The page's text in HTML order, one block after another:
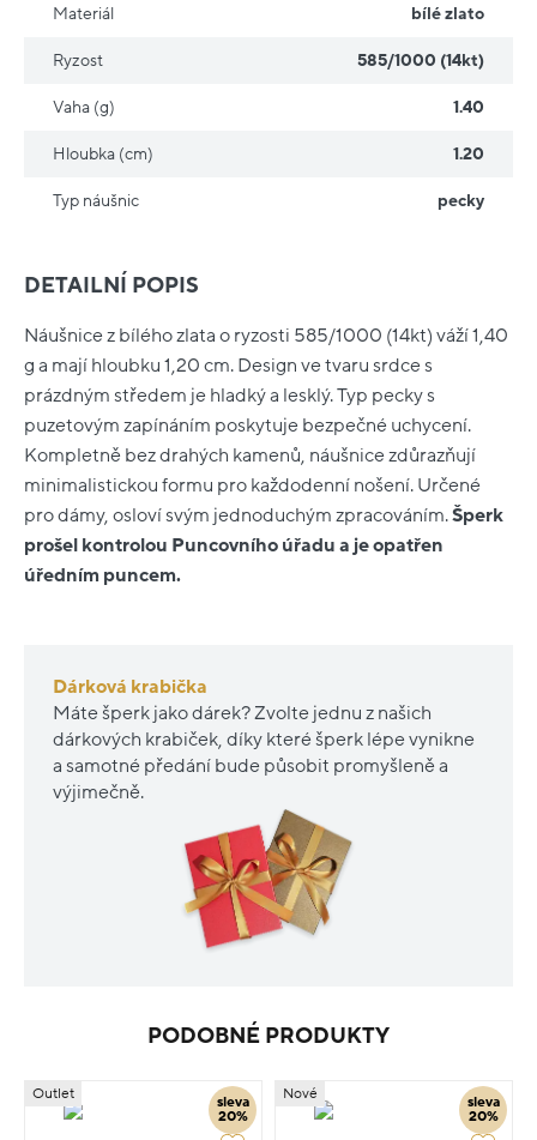
DETAILNÍ POPIS
Náušnice z bílého zlata o ryzosti 585/1000 (14kt) váží 1,40
g a mají hloubku 1,20 cm. Design ve tvaru srdce s
prázdným středem je hladký a lesklý. Typ pecky s
puzetovým zapínáním poskytuje bezpečné uchycení.
Kompletně bez drahých kamenů, náušnice zdůrazňují
minimalistickou formu pro každodenní nošení. Určené
pro dámy, osloví svým jednoduchým zpracováním.Šperk
prošel kontrolou Puncovního úřadu a je opatřen
úředním puncem.
Dárková krabička
Máte šperk jako dárek? Zvolte jednu z našich
dárkových krabiček, díky které šperk lépe vynikne
a samotné předání bude působit promyšleně a
výjimečně.
Materiál bílé zlato
Ryzost 585/1000 (14kt)
Vaha (g) 1.40
Hloubka (cm) 1.20
Typ náušnic pecky
PODOBNÉ PRODUKTY
sleva
20%
Outlet
sleva
20%
Nové